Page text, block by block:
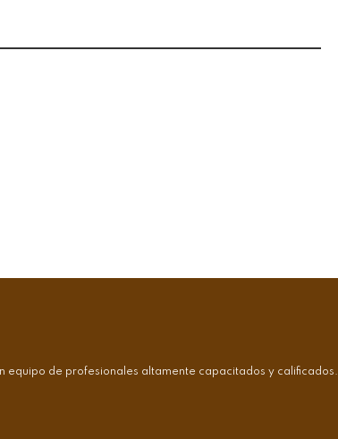
equipo de profesionales altamente capacitados y calificados.